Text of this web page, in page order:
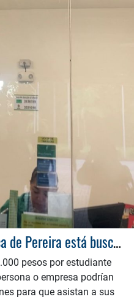
La Universidad Tecnológica de Pereira está buscando aliados institucionales para financiar el bono de transporte a los estudiantes
pesos por estudiante
o empresa podrían
para que asistan a sus